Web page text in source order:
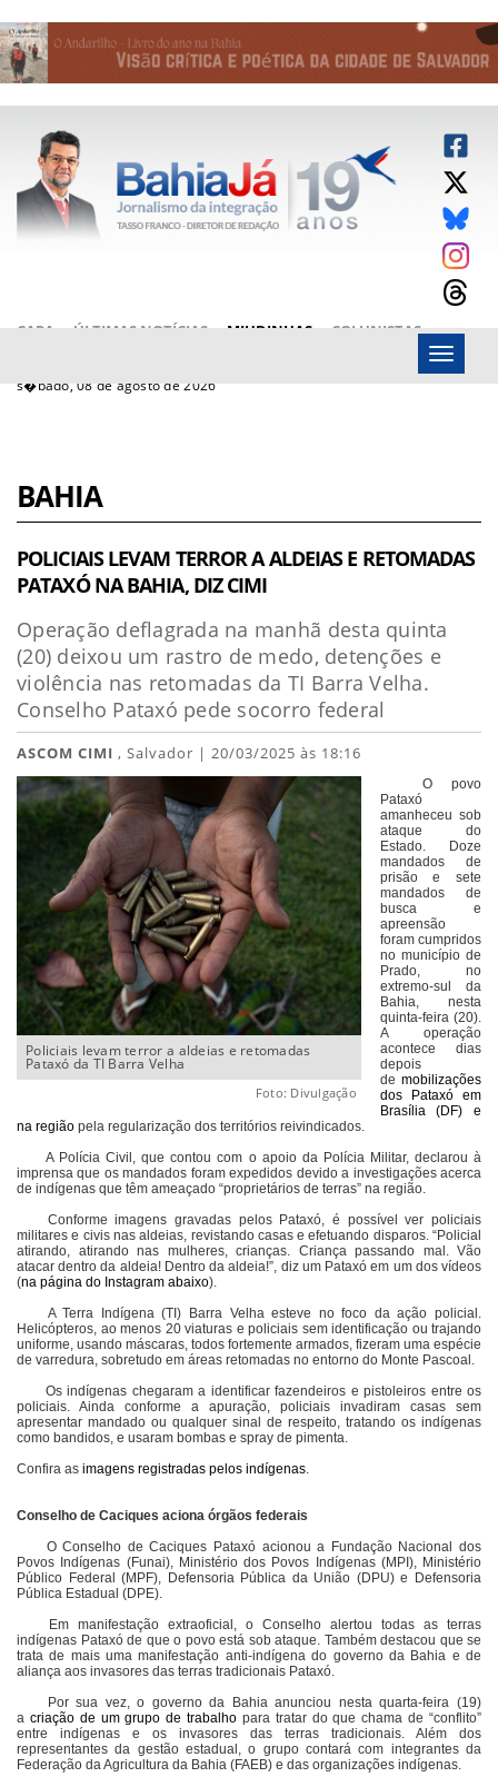
CAPA ÚLTIMAS NOTÍCIAS MIUDINHAS
COLUNISTAS
s�bado, 08 de agosto de 2026
Menu
BAHIA
POLICIAIS LEVAM TERROR A ALDEIAS E RETOMADAS
PATAXÓ NA BAHIA, DIZ CIMI
Operação deflagrada na manhã desta quinta
(20) deixou um rastro de medo, detenções e
violência nas retomadas da TI Barra Velha.
Conselho Pataxó pede socorro federal
ASCOM CIMI , Salvador | 20/03/2025 às 18:16
Policiais levam terror a aldeias e retomadas
Pataxó da TI Barra Velha
Foto: Divulgação
O povo
Pataxó
amanheceu sob
ataque do
Estado. Doze
mandados de
prisão e sete
mandados de
busca e
apreensão
foram cumpridos
no município de
Prado, no
extremo-sul da
Bahia, nesta
quinta-feira (20).
A operação
acontece dias
depois
de mobilizações
dos Pataxó em
Brasília (DF) e
na região pela regularização dos territórios reivindicados.
A Polícia Civil, que contou com o apoio da Polícia Militar, declarou à
imprensa que os mandados foram expedidos devido a investigações acerca
de indígenas que têm ameaçado “proprietários de terras” na região.
Conforme imagens gravadas pelos Pataxó, é possível ver policiais
militares e civis nas aldeias, revistando casas e efetuando disparos. “Policial
atirando, atirando nas mulheres, crianças. Criança passando mal. Vão
atacar dentro da aldeia! Dentro da aldeia!”, diz um Pataxó em um dos vídeos
(na página do Instagram abaixo).
A Terra Indígena (TI) Barra Velha esteve no foco da ação policial.
Helicópteros, ao menos 20 viaturas e policiais sem identificação ou trajando
uniforme, usando máscaras, todos fortemente armados, fizeram uma espécie
de varredura, sobretudo em áreas retomadas no entorno do Monte Pascoal.
Os indígenas chegaram a identificar fazendeiros e pistoleiros entre os
policiais. Ainda conforme a apuração, policiais invadiram casas sem
apresentar mandado ou qualquer sinal de respeito, tratando os indígenas
como bandidos, e usaram bombas e spray de pimenta.
Confira as imagens registradas pelos indígenas.
Conselho de Caciques aciona órgãos federais
O Conselho de Caciques Pataxó acionou a Fundação Nacional dos
Povos Indígenas (Funai), Ministério dos Povos Indígenas (MPI), Ministério
Público Federal (MPF), Defensoria Pública da União (DPU) e Defensoria
Pública Estadual (DPE).
Em manifestação extraoficial, o Conselho alertou todas as terras
indígenas Pataxó de que o povo está sob ataque. Também destacou que se
trata de mais uma manifestação anti-indígena do governo da Bahia e de
aliança aos invasores das terras tradicionais Pataxó.
Por sua vez, o governo da Bahia anunciou nesta quarta-feira (19)
a criação de um grupo de trabalho para tratar do que chama de “conflito”
entre indígenas e os invasores das terras tradicionais. Além dos
representantes da gestão estadual, o grupo contará com integrantes da
Federação da Agricultura da Bahia (FAEB) e das organizações indígenas.